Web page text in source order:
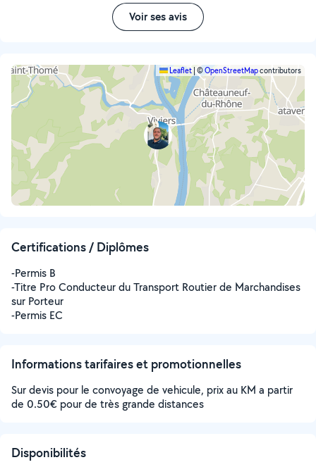
Voir ses avis
Leaflet| ©OpenStreetMapcontributors
Certifications / Diplômes
-Permis B
-Titre Pro Conducteur du Transport Routier de Marchandises
sur Porteur
-Permis EC
Informations tarifaires et promotionnelles
Sur devis pour le convoyage de vehicule, prix au KM a partir
de 0.50€ pour de très grande distances
Disponibilités